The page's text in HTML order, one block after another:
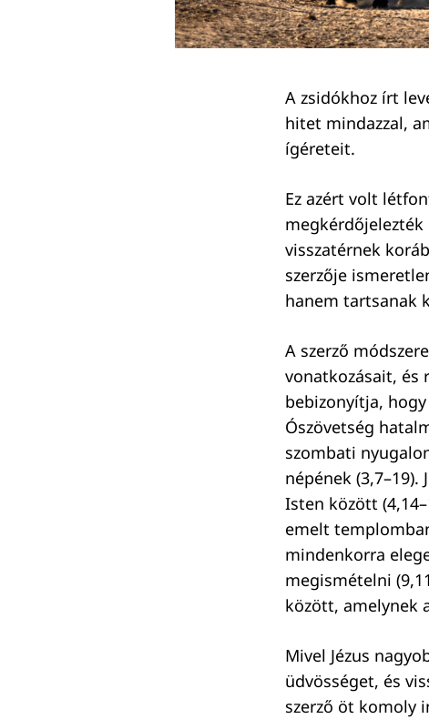
A zsidókhoz írt
hitet mindazzal,
ígéreteit.
Ez azért volt
visszatérnek
szerzője
hanem tartsanak
A szerző
vonatkozásait, és
bebizonyítja,
Ószövetség
szombati
népének
Isten között
emelt
mindenkorra
megismételni
között, amelynek
Mivel Jézus
üdvösséget, és
szerző öt komoly